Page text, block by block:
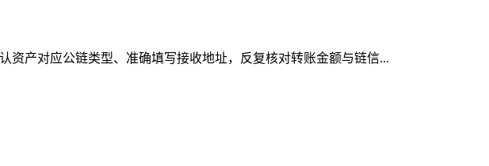
资产对应公链类型、准确填写接收地址，反复核对转账金额与链信...